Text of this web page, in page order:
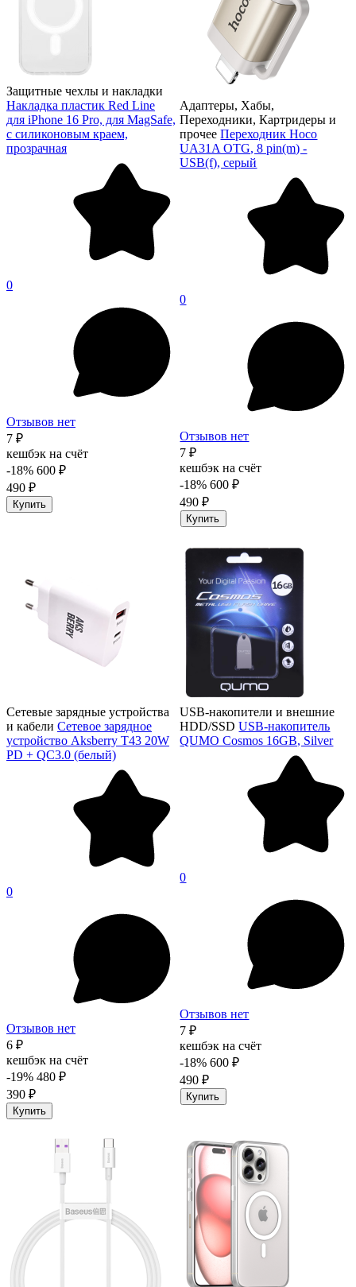
Защитные чехлы и накладки
Накладка пластик Red Line
для iPhone 16 Pro, для MagSafe,
с силиконовым краем,
прозрачная
0
Отзывов нет
7 ₽
кешбэк на счёт
-18% 600 ₽
490 ₽
Купить
Адаптеры, Хабы,
Переходники, Картридеры и
прочее Переходник Hoco
UA31A OTG, 8 pin(m) -
USB(f), серый
0
Отзывов нет
7 ₽
кешбэк на счёт
-18% 600 ₽
490 ₽
Купить
Сетевые зарядные устройства
и кабели Сетевое зарядное
устройство Aksberry T43 20W
PD + QC3.0 (белый)
0
Отзывов нет
6 ₽
кешбэк на счёт
-19% 480 ₽
390 ₽
Купить
USB-накопители и внешние
HDD/SSD USB-накопитель
QUMO Cosmos 16GB, Silver
0
Отзывов нет
7 ₽
кешбэк на счёт
-18% 600 ₽
490 ₽
Купить